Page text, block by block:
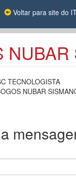
Voltar para site do
TECNOLOGISTA
NUBAR